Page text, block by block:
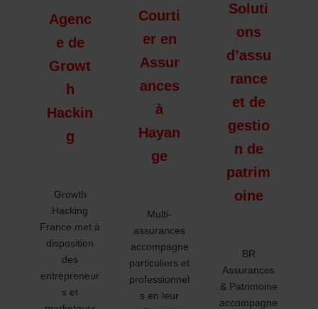
Agenc
e de
Growt
h
Hackin
g
Growth
Hacking
France met à
disposition
des
entrepreneur
s et
Courti
er en
Assur
ances
à
Hayan
ge
Multi-
assurances
accompagne
particuliers et
professionnel
s en leur
Soluti
ons
d’assu
rance
et de
gestio
n de
patrim
oine
BR
Assurances
& Patrimoine
accompagne